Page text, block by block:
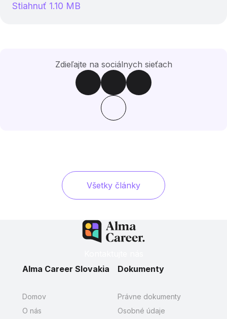
Stiahnuť 1.10 MB
Zdieľajte na sociálnych sieťach
Všetky články
Alma Career Slovakia
Domov
O nás
Dokumenty
Právne dokumenty
Osobné údaje